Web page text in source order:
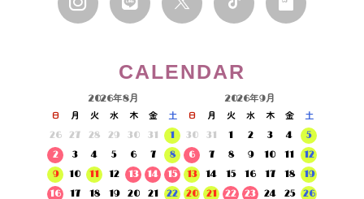
CALENDAR
2026年8月
日 月 火 水 木 金
土
26
27 28 29 30 31
1
2
3 4 5 6 7
8
9
10 11 12 13 14
15
16
17 18 19 20 21
22
2026年9月
日 月 火 水 木 金
土
30
31 1 2 3 4
5
6
7 8 9 10 11
12
13
14 15 16 17 18
19
20
21 22 23 24 25
26